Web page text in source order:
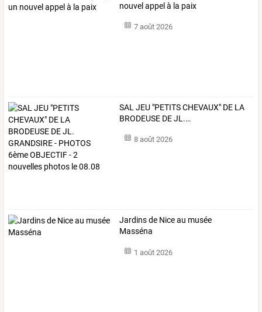
nouvel appel à la paix
7 août 2026
SAL JEU "PETITSCHEVAUX" DE LA
BRODEUSE DEJL.…
8 août 2026
Jardins de Nice au musée
Masséna
1 août 2026